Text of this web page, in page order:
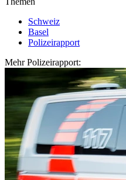
Schweiz
Basel
Polizeirapport
Mehr Polizeirapport: